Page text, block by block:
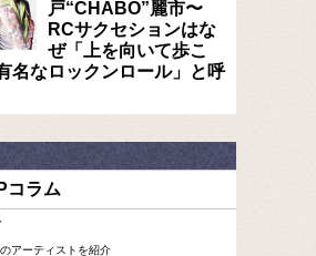
戸“CHABO”麗市〜
RCサクセションはな
ぜ「上を向いて歩こ
名なロックンロール」と呼
コラム
アーティストを紹介